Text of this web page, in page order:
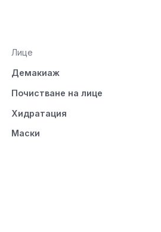
Лице
Демакиаж
Почистване на лице
Хидратация
Маски